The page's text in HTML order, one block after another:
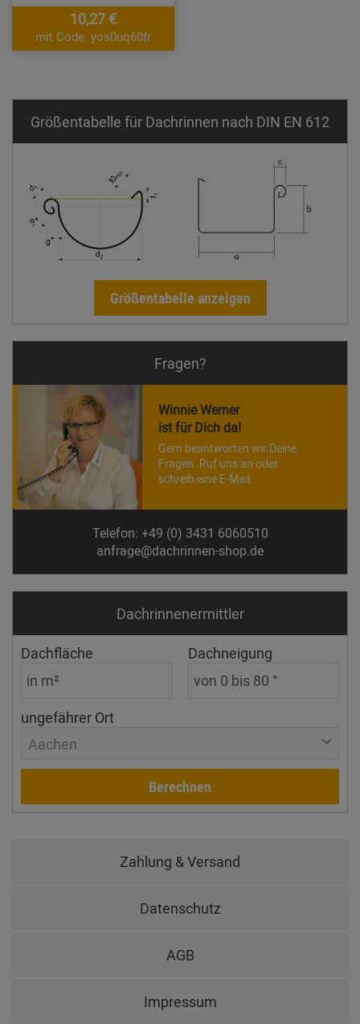
10,27 €
mit Code: yos0uq60fr
Größentabelle für Dachrinnen nach DIN EN 612
Größentabelle anzeigen
Fragen?
Winnie Werner
ist für Dich da!
Gern beantworten wir Deine
Fragen. Ruf uns an oder
schreib eine E-Mail.
Telefon: +49 (0) 3431 6060510
anfrage@dachrinnen-shop.de
Dachrinnen­ermittler
Dachfläche Dachneigung
ungefährer Ort
Aachen
Berechnen
Zahlung & Versand
Datenschutz
AGB
Impressum